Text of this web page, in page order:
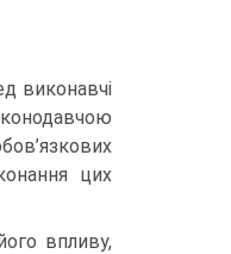
виконавчі
цих
впливу,